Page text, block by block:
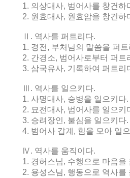
1. 의상대사, 범어사를 창건하
2. 원효대사, 원효암을 창건하
Ⅱ . 역사를 퍼트리다.
1. 경전 , 부처님의 말씀을 퍼
2. 간경소, 범어사로부터 퍼트
3. 삼국유사, 기록하여 퍼트리
Ⅲ . 역사를 일으키다.
1. 사명대사, 승병을 일으키다.
2. 묘전대사, 범어사를 일으키
3. 승려장인 , 불심을 일으키다.
4. 범어사 갑계 , 힘을 모아 일
Ⅳ. 역사를 움직이다.
1. 경허스님, 수행으로 마음을
2. 용성스님, 행동으로 역사를